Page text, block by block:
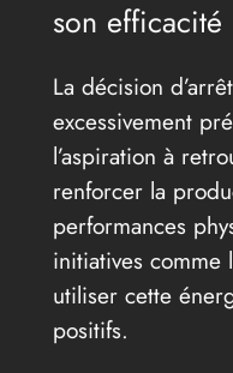
son efficacité
La décision
excessivement
l’aspiration à
renforcer la
performances
initiatives comme
utiliser cette
positifs.